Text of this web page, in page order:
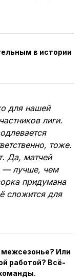
в истории
для нашей
лиги.
тоже.
Да, матчей
— лучше, чем
придумана
сложится для
Или
работой? Всё-